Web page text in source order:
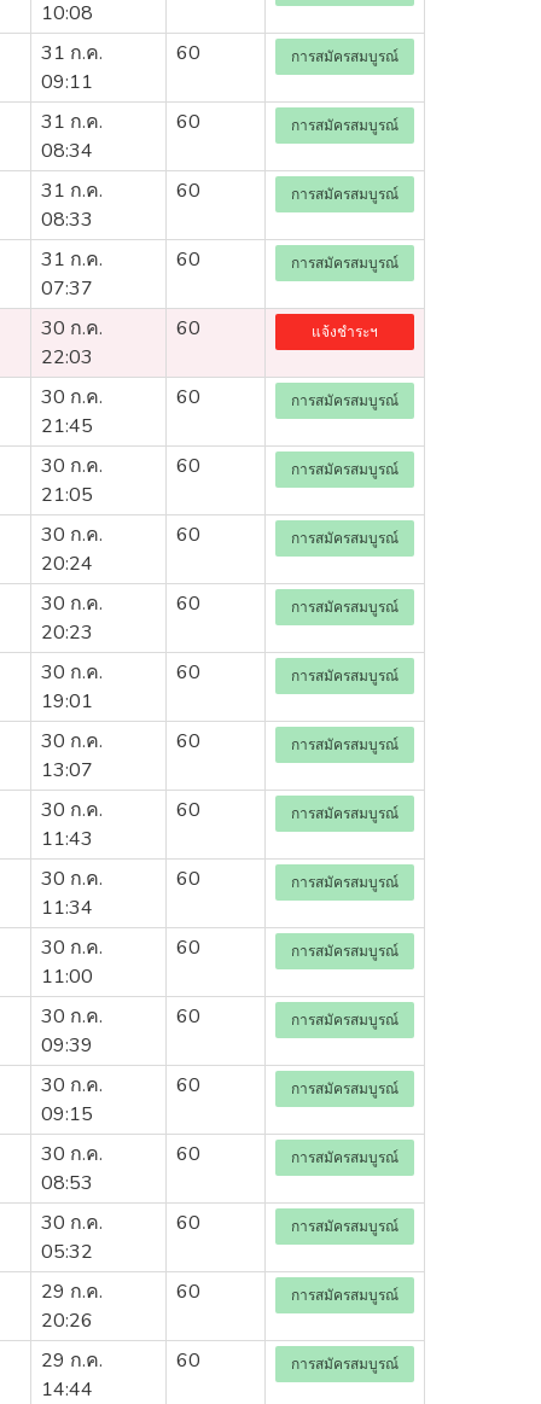
10:08
31 ก.ค.
09:11
60 การสมัครสมบูรณ์
31 ก.ค.
08:34
60 การสมัครสมบูรณ์
31 ก.ค.
08:33
60 การสมัครสมบูรณ์
31 ก.ค.
07:37
60 การสมัครสมบูรณ์
30 ก.ค.
22:03
60 แจ้งชำระฯ
30 ก.ค.
21:45
60 การสมัครสมบูรณ์
30 ก.ค.
21:05
60 การสมัครสมบูรณ์
30 ก.ค.
20:24
60 การสมัครสมบูรณ์
30 ก.ค.
20:23
60 การสมัครสมบูรณ์
30 ก.ค.
19:01
60 การสมัครสมบูรณ์
30 ก.ค.
13:07
60 การสมัครสมบูรณ์
30 ก.ค.
11:43
60 การสมัครสมบูรณ์
30 ก.ค.
11:34
60 การสมัครสมบูรณ์
30 ก.ค.
11:00
60 การสมัครสมบูรณ์
30 ก.ค.
09:39
60 การสมัครสมบูรณ์
30 ก.ค.
09:15
60 การสมัครสมบูรณ์
30 ก.ค.
08:53
60 การสมัครสมบูรณ์
30 ก.ค.
05:32
60 การสมัครสมบูรณ์
29 ก.ค.
20:26
60 การสมัครสมบูรณ์
29 ก.ค.
14:44
60 การสมัครสมบูรณ์